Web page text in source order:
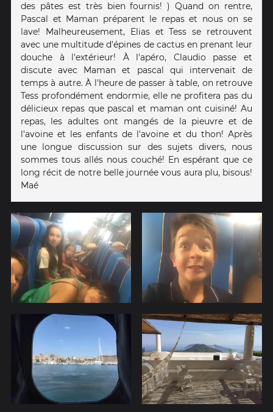
des pâtes est très bien fournis! ) Quand on rentre,
Pascal et Maman préparent le repas et nous on se
lave! Malheureusement, Elias et Tess se retrouvent
avec une multitude d'épines de cactus en prenant leur
douche à l'extérieur! À l'apéro, Claudio passe et
discute avec Maman et pascal qui intervenait de
temps à autre. À l'heure de passer à table, on retrouve
Tess profondément endormie, elle ne profitera pas du
délicieux repas que pascal et maman ont cuisiné! Au
repas, les adultes ont mangés de la pieuvre et de
l'avoine et les enfants de l'avoine et du thon! Après
une longue discussion sur des sujets divers, nous
sommes tous allés nous couché! En espérant que ce
long récit de notre belle journée vous aura plu, bisous!
Maé